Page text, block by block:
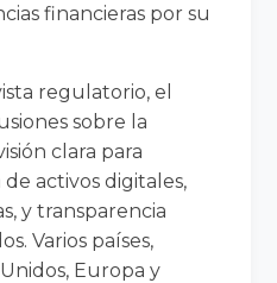
financieras por su
regulatorio, el
sobre la
clara para
activos digitales,
y transparencia
Varios países,
Europa y